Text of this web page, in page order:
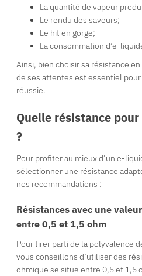
La quantité de vapeur
Le rendu des saveurs;
Le hit en gorge;
La consommation d’e-
Ainsi, bien choisir sa résistance
de ses attentes est essentiel
réussie.
Quelle résistance
?
Pour profiter au mieux d’un e-
sélectionner une résistance
nos recommandations :
Résistances avec une
entre 0,5 et 1,5 ohm
Pour tirer parti de la polyvalence
vous conseillons d’utiliser des
ohmique se situe entre 0,5 et 1,5